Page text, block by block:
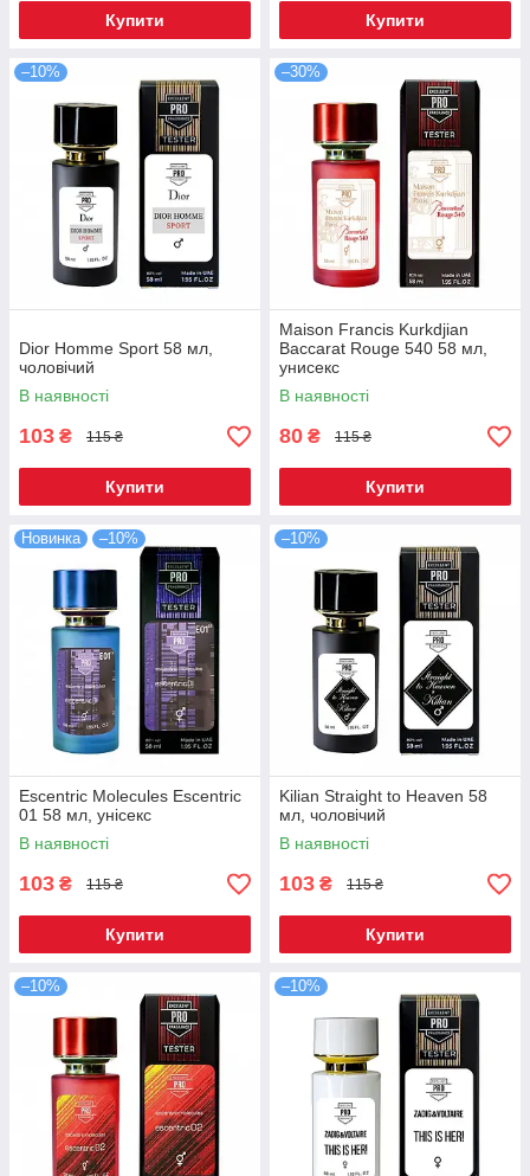
Купити Купити
–10%
Dior Homme Sport 58 мл,
чоловічий
В наявності
103 ₴ 115 ₴
Купити
–30%
Maison Francis Kurkdjian
Baccarat Rouge 540 58 мл,
унисекс
В наявності
80 ₴ 115 ₴
Купити
Новинка –10%
Escentric Molecules Escentric
01 58 мл, унісекс
В наявності
103 ₴ 115 ₴
Купити
–10%
Kilian Straight to Heaven 58
мл, чоловічий
В наявності
103 ₴ 115 ₴
Купити
–10% –10%